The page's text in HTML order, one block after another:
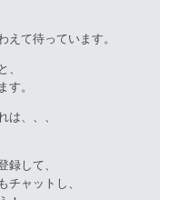
えて待っています。
、
す。
は、、、
録して、
チャットし、